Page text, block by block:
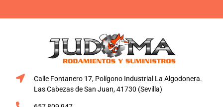
Calle Fontanero 17, Polígono Industrial La Algodonera.
Las Cabezas de San Juan, 41730 (Sevilla)